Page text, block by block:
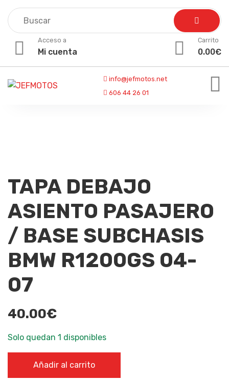
content
Acceso a
Mi cuenta
Carrito
0.00€
info@jefmotos.net
606 44 26 01
TAPA DEBAJO
ASIENTO PASAJERO
/ BASE SUBCHASIS
BMW R1200GS 04-
07
40.00€
Solo quedan 1 disponibles
Añadir al carrito